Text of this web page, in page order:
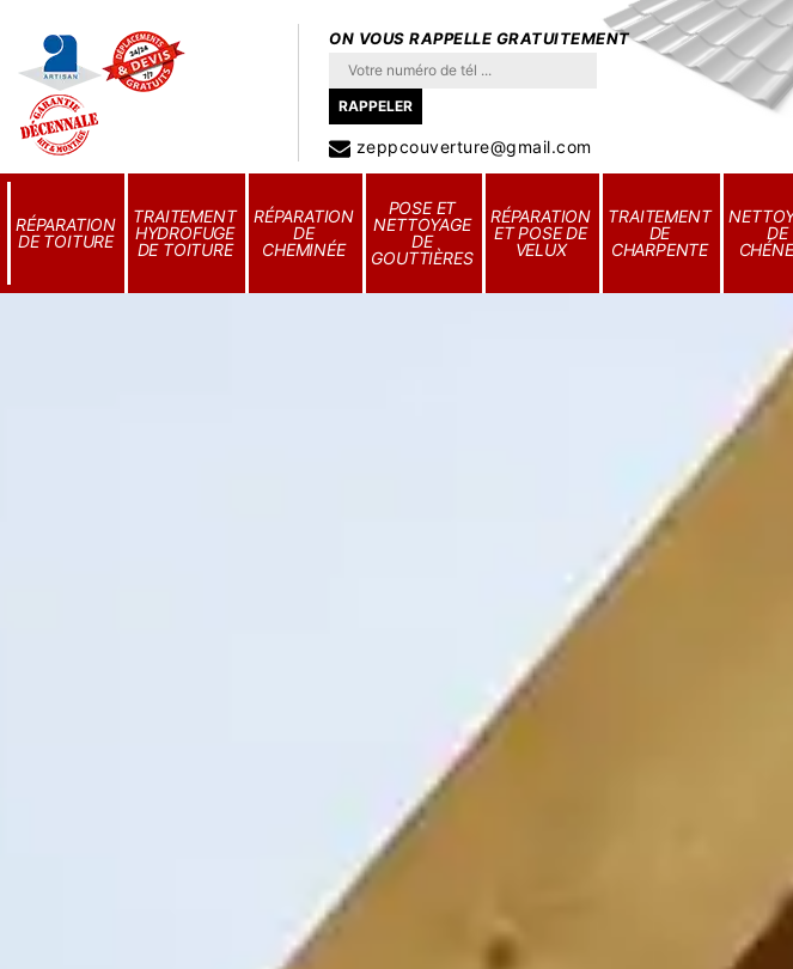
ON VOUS RAPPELLE GRATUITEMENT
zeppcouverture@gmail.com
RÉPARATION
DE TOITURE
TRAITEMENT
HYDROFUGE
DE TOITURE
RÉPARATION
DE
CHEMINÉE
POSE ET
NETTOYAGE
DE
GOUTTIÈRES
RÉPARATION
ET POSE DE
VELUX
TRAITEMENT
DE
CHARPENTE
DE